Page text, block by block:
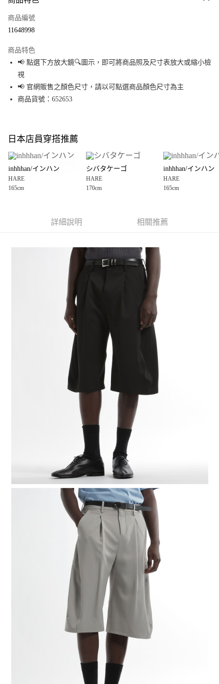
信用卡一次付款
Apple Pay
街口支付
悠遊付
全盈+PAY
大哥付你分期
【大哥付你分期使用說明】
1.本服務由台灣大哥大提供，台灣大哥大用戶可立即使用無須另外申請。
2.付款方式選擇「大哥付你分期」，訂單成立後會自動跳轉到大哥付的交易
3.實際核准額度、可分期數及費用金額請依後續交易確認頁面所載為準。
4.訂單成立30分鐘內，如未前往確認交易或遇審核未通過，訂單將自動取
1.分期款項不併入電信帳單，「大哥付你分期」於每月結算日後寄送繳費提
2.透過簡訊連結打開帳單後，可選擇「超商條碼／台灣大直營門市／銀行轉
帳／街口支付／iPASS MONEY」等通路繳費。
1.本服務係由「台灣大哥大股份有限公司」（以下簡稱本公司）所提供，讓
用戶於交易時，得透過本服務購買商品或服務，並由商店將買賣／分期付款
買賣價金債權讓與本公司後，依約使用本公司帳單繳交帳款。
2.基於同意付款使用「大哥付你分期」之契約關係目的，商店將以您的個人
資料（包含姓名、電話或地址）提供予台灣大哥大進項蒐集、處理及利用，
由本公司與您本人進行分期帳單所需資料之確認、核對及更正。
3.完整用戶服務條款，請詳閱以下連結：
https://oppay.tw/userRule
AFTEE先享後付
３．安心：先確認商品／服務後，再付款。
【「AFTEE先享後付」結帳流程】
１．於結帳方式選擇「AFTEE先享後付」後，將跳轉至「AFTEE先享後付」
結帳頁面，進行簡訊認證並確認金額後，即可完成結帳。
２．訂單成立數日內，您將收到繳費通知簡訊。
３．收到繳費通知簡訊後14天內，點擊此簡訊中的連結，可透過四大超商／
ATM／網路銀行／等多元方式進行付款，方視為交易完成。
※ 請注意：結帳手續完成當下不需立刻繳費，但若您需要取消訂單，請聯絡
購買商品的店家。未經商家同意取消之訂單仍視為有效，需透過AFTEE先享
※ 交易是否成功請以「AFTEE先享後付 」之結帳頁面顯示為準，若有關於
是否繳費成功／繳費後需取消欲退款等相關疑問，請聯繫「AFTEE先享後付
https://netprotections.freshdesk.com/support/home
１．透過由恩沛科技股份有限公司提供之「AFTEE先享後付」服務完成之交
易，需依本服務之必要範圍內提供個人資料，並將交易相關給付款項請求債
權轉讓予恩沛科技股份有限公司。
２．關於個人資料處理事宜，請瀏覽以下網址：https://aftee.tw/terms/#terms3
３．未成年的使用者請事先徵得法定代理人或監護人之同意方可使用
「AFTEE先享後付」，若未經同意申辦者引起之損失，本公司不負相關責
４．使用「AFTEE先享後付」時，將依據個別帳號之用戶狀況，依本公司即
時審查核予不同之上限額度；若仍有額度不足之情形，本公司將視審查結果
請求用戶進行身份認證。
５．嚴禁一人註冊多個帳號或使用他人資訊註冊。若發現惡意使用之情形，
恩沛科技股份有限公司將有權停止該用戶之使用額度並採取法律行動。
每筆NT$80，滿NT$1,500(含以上)免運費
每筆NT$80，滿NT$1,500(含以上)免運費
每筆NT$80，滿NT$1,500(含以上)免運費
每筆NT$80，滿NT$1,500(含以上)免運費
每筆NT$80，滿NT$1,500(含以上)免運費
商品編號
11648998
商品特色
📢 點選下方放大鏡🔍圖示，即可將商品照及尺寸表放大或縮小檢
視
📢 官網販售之顏色尺寸，請以可點選商品顏色尺寸為主
商品貨號：652653
日本店員穿搭推薦
inhhhan/インハン
HARE
165cm
シバタケーゴ
HARE
170cm
inhhhan/インハン
HARE
165cm
詳細說明 相關推薦